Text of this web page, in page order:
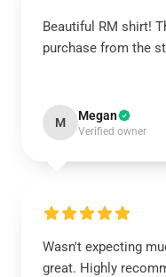
Beautiful RM shirt!
purchase from the
M Megan
Verified owner
Wasn't expecting
great. Highly